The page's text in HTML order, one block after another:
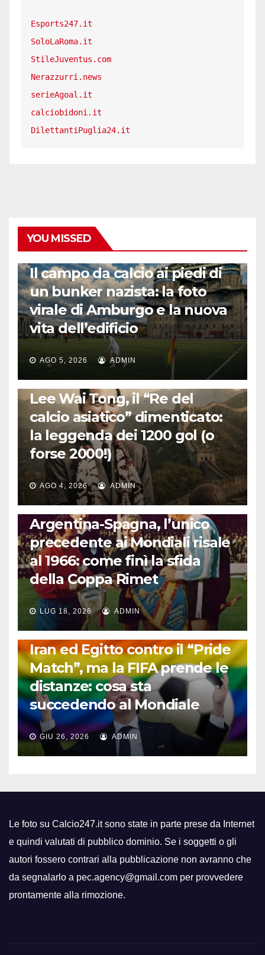
Esports247.it
SoloLaRoma.it
StileJuventus.com
Nerazzurri.news
serieAgoal.it
calciobidoni.it
DilettantiPuglia24.it
YOU MISSED
Il campo da calcio ai piedi di
un bunker nazista: la foto
virale di Amburgo e la nuova
vita dell’edificio
AGO 5, 2026 ADMIN
LA STORIA DEL CALCIO
Lee Wai Tong, il “Re del
calcio asiatico” dimenticato:
la leggenda dei 1200 gol (o
forse 2000!)
AGO 4, 2026 ADMIN
CALCIO INTERNAZIONALE
Argentina-Spagna, l’unico
precedente ai Mondiali risale
al 1966: come finì la sfida
della Coppa Rimet
LUG 18, 2026 ADMIN
FUORI DAL CAMPO: CALCIO, GOSSIP E NON SOLO
Iran ed Egitto contro il “Pride
Match”, ma la FIFA prende le
distanze: cosa sta
succedendo al Mondiale
GIU 26, 2026 ADMIN
Le foto su Calcio247.it sono state in parte prese da Internet
e quindi valutati di pubblico dominio. Se i soggetti o gli
autori fossero contrari alla pubblicazione non avranno che
da segnalarlo a pec.agency@gmail.com per provvedere
prontamente alla rimozione.